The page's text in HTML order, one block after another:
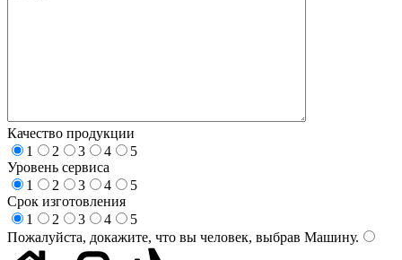
Качество продукции
1
2 3 4
5
Уровень сервиса
1
2 3 4
5
Срок изготовления
1
2 3 4
5
Пожалуйста, докажите, что вы человек, выбрав Машину.